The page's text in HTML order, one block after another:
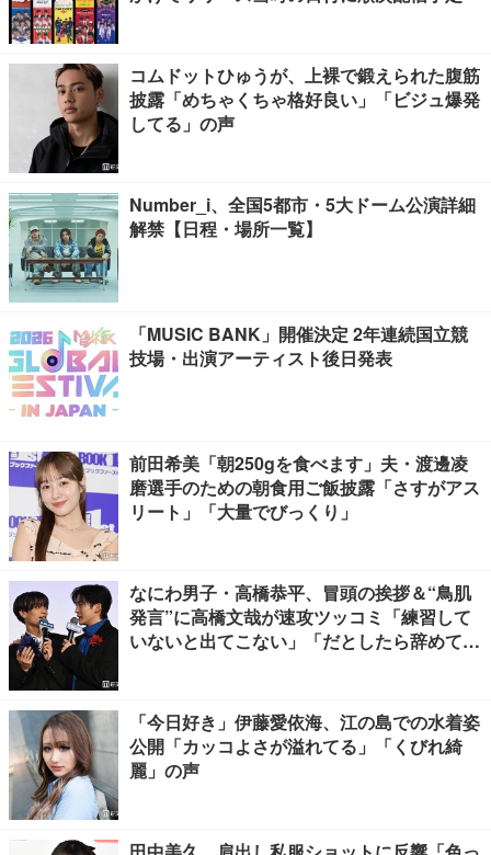
コムドットひゅうが、上裸で鍛えられた腹筋
披露「めちゃくちゃ格好良い」「ビジュ爆発
してる」の声
Number_i、全国5都市・5大ドーム公演詳細
解禁【日程・場所一覧】
「MUSIC BANK」開催決定 2年連続国立競
技場・出演アーティスト後日発表
前田希美「朝250gを食べます」夫・渡邊凌
磨選手のための朝食用ご飯披露「さすがアス
リート」「大量でびっくり」
なにわ男子・高橋恭平、冒頭の挨拶＆“鳥肌
発言”に高橋文哉が速攻ツッコミ「練習して
いないと出てこない」「だとしたら辞めてく
「今日好き」伊藤愛依海、江の島での水着姿
公開「カッコよさが溢れてる」「くびれ綺
麗」の声